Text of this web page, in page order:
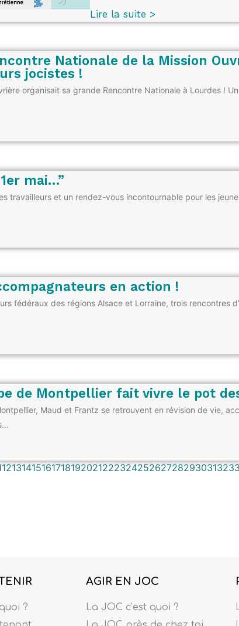
Lire la suite >
Nationale de la Mission
jocistes !
organisait sa grande Rencontre Nationale à Lourdes !
mai…”
travailleurs et un rendez-vous incontournable pour les
en action !
fédéraux des régions Alsace et Lorraine, trois rencontres
de Montpellier fait vivre le pot
Maud et Frantz se retrouvent en révision de vie,
12131415161718192021222324252627282930313233
?
AGIR EN JOC
La JOC c’est quoi ?